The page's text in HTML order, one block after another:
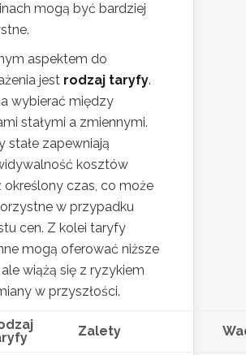
mogą być bardziej
aspektem do
jest rodzaj taryfy.
wybierać między
stałymi a zmiennymi.
stałe zapewniają
kosztów
określony czas, co może
w przypadku
cen. Z kolei taryfy
mogą oferować niższe
wiążą się z ryzykiem
w przyszłości.
Zalety